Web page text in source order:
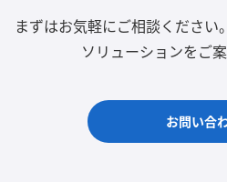
まずはお気軽にご相談ください。
ソリューションをご
お問い合